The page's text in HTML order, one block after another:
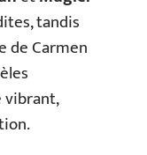
tandis
de Carmen
vibrant,